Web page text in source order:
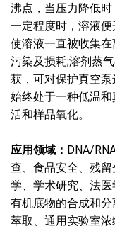
沸点，当压力降低
一定程度时，溶液便
使溶液一直被收集
污染及损耗;溶剂蒸
获，可对保护真空
始终处于一种低温
活和样品氧化。
应用领域： DNA/
查、食品安全、残
学、学术研究、法医
有机底物的合成和
萃取、通用实验室浓